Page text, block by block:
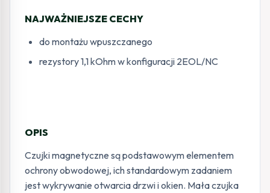
NAJWAŻNIEJSZE CECHY
do montażu wpuszczanego
rezystory 1,1 kOhm w konfiguracji 2EOL/NC
OPIS
Czujki magnetyczne są podstawowym elementem
ochrony obwodowej, ich standardowym zadaniem
jest wykrywanie otwarcia drzwi i okien. Mała czujka